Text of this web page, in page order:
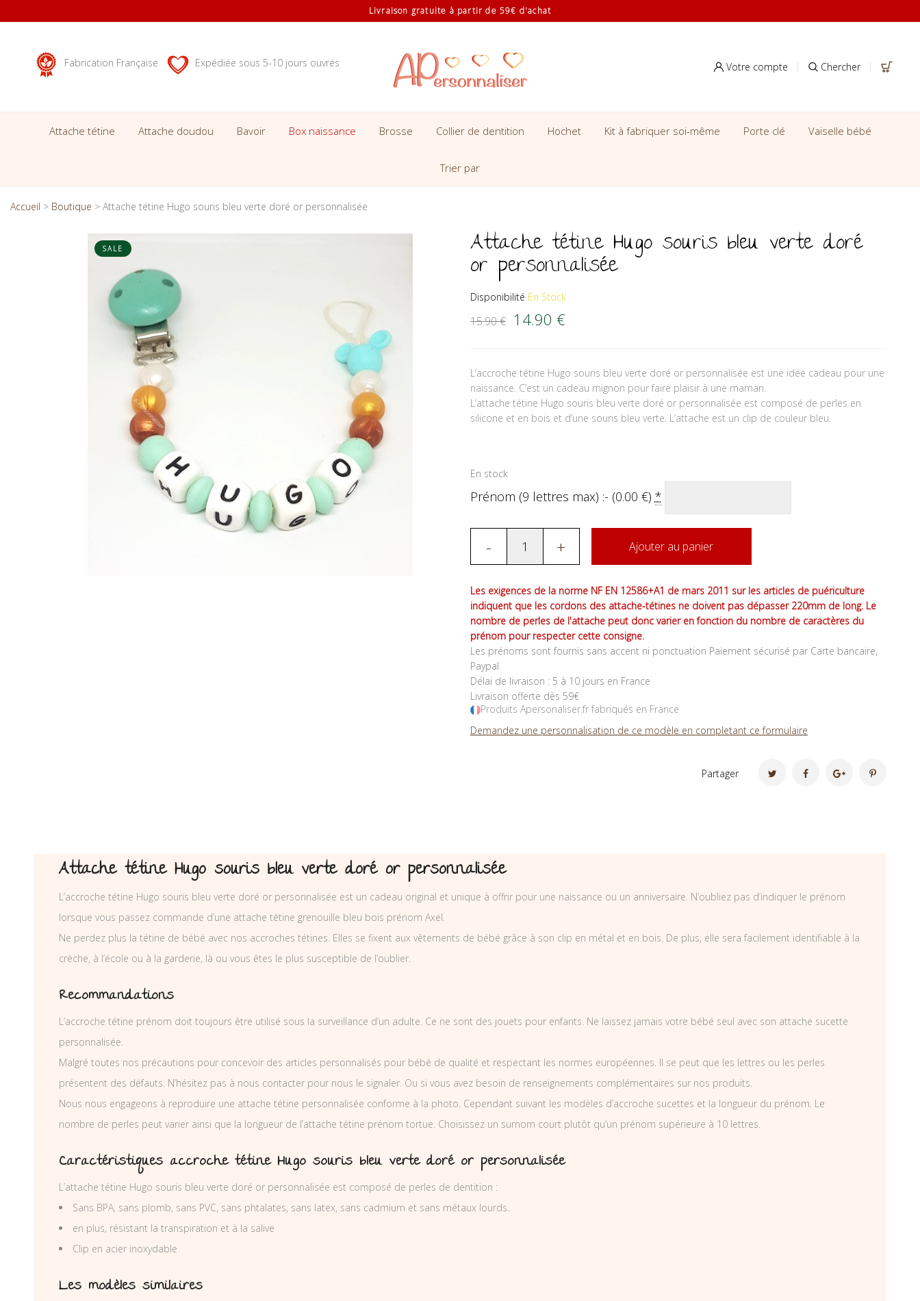
Livraison gratuite à partir de 59€ d'achat
Fabrication Française Expédiée sous 5-10 jours ouvrés Votre compte Chercher
Attache tétine Attache doudou Bavoir Box naissance Brosse Collier de dentition Hochet Kit à fabriquer soi-même Porte clé Vaiselle bébé
Trier par
Accueil > Boutique > Attache tétine Hugo souris bleu verte doré or personnalisée
SALE Attache tétine Hugo souris bleu verte doré
or personnalisée
Disponibilité En Stock
15.90€ Le prix initial était : 15.90 €.
14.90 €Le prix actuel est : 14.90 €.
L’accroche tétine Hugo souris bleu verte doré or personnalisée est une idée cadeau pour une
naissance. C’est un cadeau mignon pour faire plaisir à une maman.
L’attache tétine Hugo souris bleu verte doré or personnalisée est composé de perles en
silicone et en bois et d’une souris bleu verte. L’attache est un clip de couleur bleu.
En stock
Prénom (9 lettres max) :- (0.00 €) *
- + Ajouter au panier
Les exigences de la norme NF EN 12586+A1 de mars 2011 sur les articles de puériculture
indiquent que les cordons des attache-tétines ne doivent pas dépasser 220mm de long. Le
nombre de perles de l'attache peut donc varier en fonction du nombre de caractères du
prénom pour respecter cette consigne.
Les prénoms sont fournis sans accent ni ponctuation Paiement sécurisé par Carte bancaire,
Paypal
Délai de livraison : 5 à 10 jours en France
Livraison offerte dès 59€
Produits Apersonaliser.fr fabriqués en France
Demandez une personnalisation de ce modèle en completant ce formulaire
Partager
Attache tétine Hugo souris bleu verte doré or personnalisée
L’accroche tétine Hugo souris bleu verte doré or personnalisée est un cadeau original et unique à offrir pour une naissance ou un anniversaire. N’oubliez pas d’indiquer le prénom
lorsque vous passez commande d’une attache tétine grenouille bleu bois prénom Axel.
Ne perdez plus la tétine de bébé avec nos accroches tétines. Elles se fixent aux vêtements de bébé grâce à son clip en métal et en bois. De plus, elle sera facilement identifiable à la
crèche, à l’école ou à la garderie, là ou vous êtes le plus susceptible de l’oublier.
Recommandations
L’accroche tétine prénom doit toujours être utilisé sous la surveillance d’un adulte. Ce ne sont des jouets pour enfants. Ne laissez jamais votre bébé seul avec son attache sucette
personnalisée.
Malgré toutes nos précautions pour concevoir des articles personnalisés pour bébé de qualité et respectant les normes européennes. Il se peut que les lettres ou les perles
présentent des défauts. N’hésitez pas à nous contacter pour nous le signaler. Ou si vous avez besoin de renseignements complémentaires sur nos produits.
Nous nous engageons à reproduire une attache tétine personnalisée conforme à la photo. Cependant suivant les modèles d’accroche sucettes et la longueur du prénom. Le
nombre de perles peut varier ainsi que la longueur de l’attache tétine prénom tortue. Choisissez un surnom court plutôt qu’un prénom supérieure à 10 lettres.
Caractéristiques accroche tétine Hugo souris bleu verte doré or personnalisée
L’attache tétine Hugo souris bleu verte doré or personnalisée est composé de perles de dentition :
Sans BPA, sans plomb, sans PVC, sans phtalates, sans latex, sans cadmium et sans métaux lourds.
en plus, résistant la transpiration et à la salive
Clip en acier inoxydable
Les modèles similaires